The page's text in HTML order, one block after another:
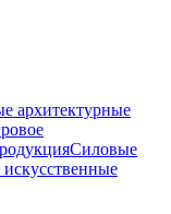
архитектурные
Силовые